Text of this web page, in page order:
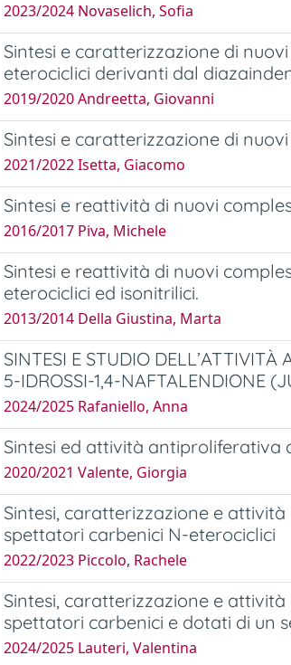
2023/2024 Novaselich, Sofia
Sintesi e caratterizzazione di
eterociclici derivanti dal
2019/2020 Andreetta, Giovanni
Sintesi e caratterizzazione di
2021/2022 Isetta, Giacomo
Sintesi e reattività di nuovi
2016/2017 Piva, Michele
Sintesi e reattività di nuovi
eterociclici ed isonitrilici.
2013/2014 Della Giustina, Marta
SINTESI E STUDIO
5-IDROSSI-1,4-NAFTALENDIONE
2024/2025 Rafaniello, Anna
Sintesi ed attività antiproliferativa
2020/2021 Valente, Giorgia
Sintesi, caratterizzazione e
spettatori carbenici N-eterociclici
2022/2023 Piccolo, Rachele
Sintesi, caratterizzazione e
spettatori carbenici e dotati di un
2024/2025 Lauteri, Valentina